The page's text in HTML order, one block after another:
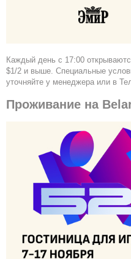
Каждый день с 17:00
$1/2 и выше. Специальные
уточняйте у менеджера или в
Проживание на